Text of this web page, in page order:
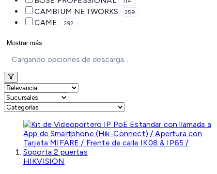
CAMBIUM NETWORKS 259
CAME 292
Mostrar más
Cargando opciones de descarga...
HIKVISION